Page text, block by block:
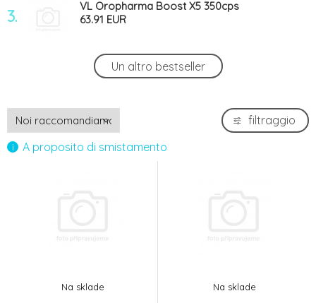
3.
VL Oropharma Boost X5 350cps
63.91 EUR
VL Oropharma Colombine Tea 300g
20.9 EUR
Un altro bestseller
A proposito di smistamento
filtraggio
Na sklade Na sklade